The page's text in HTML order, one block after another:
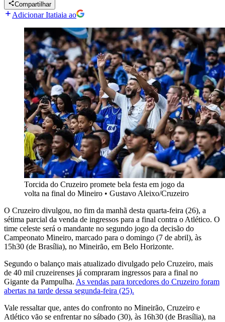
Compartilhar
Adicionar Itatiaia ao
Torcida do Cruzeiro promete bela festa em jogo da
volta na final do Mineiro • Gustavo Aleixo/Cruzeiro
O Cruzeiro divulgou, no fim da manhã desta quarta-feira (26), a
sétima parcial da venda de ingressos para a final contra o Atlético. O
time celeste será o mandante no segundo jogo da decisão do
Campeonato Mineiro, marcado para o domingo (7 de abril), às
15h30 (de Brasília), no Mineirão, em Belo Horizonte.
Segundo o balanço mais atualizado divulgado pelo Cruzeiro, mais
de 40 mil cruzeirenses já compraram ingressos para a final no
Gigante da Pampulha. As vendas para torcedores do Cruzeiro foram
abertas na tarde dessa segunda-feira (25).
Vale ressaltar que, antes do confronto no Mineirão, Cruzeiro e
Atlético vão se enfrentar no sábado (30), às 16h30 (de Brasília), na